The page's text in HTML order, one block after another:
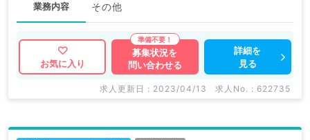
業務内容 その他
お気に入り
募集状況を
問い合わせる
詳細を
見る
求人更新日 : 2023/04/13 求人No. : 622735